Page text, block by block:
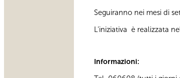
Seguiranno nei mesi di
L’iniziativa è realizzata
Informazioni: